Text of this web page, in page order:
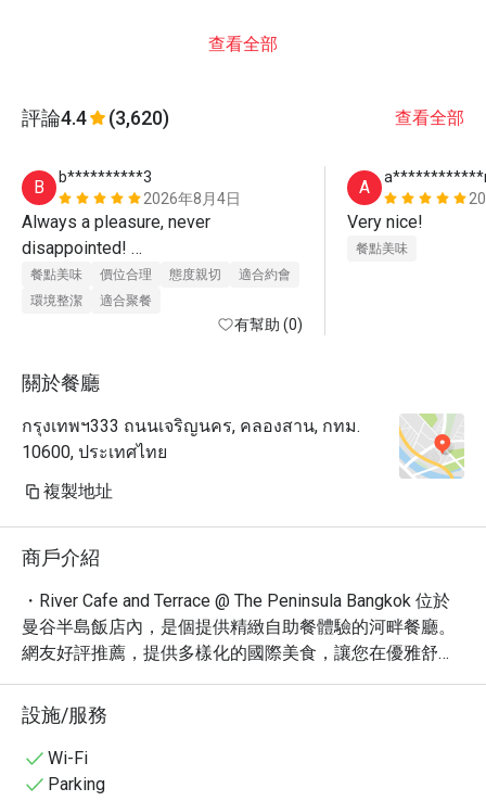
查看全部
評論4.4 (3,620) 查看全部
B
b**********3
2026年8月4日
Always a pleasure, never
disappointed!
The by far best buffet in Bangkok
餐點美味 價位合理 態度親切
適合約會
環境整潔
適合聚餐
有幫助 (0)
A
Very nice!
餐點美味
關於餐廳
กรุงเทพฯ333 ถนนเจริญนคร, คลองสาน, กทม.
10600, ประเทศไทย
複製地址
商戶介紹
・River Cafe and Terrace @ The Peninsula Bangkok 位於
曼谷半島飯店內，是個提供精緻自助餐體驗的河畔餐廳。
網友好評推薦，提供多樣化的國際美食，讓您在優雅舒適
的環境中享受美食。
・在這裡，您可以品嚐到新鮮的海鮮、精緻的甜點以及各
式各樣的異國料理。尤其以其豐富的海鮮自助餐和精緻的
燒烤料理聞名，絕對能滿足您的味蕾。鄰近 Charoen
Nakhon 路，交通便利。
設施/服務
Wi-Fi
Parking